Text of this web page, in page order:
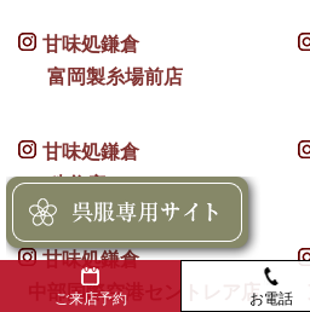
甘味処鎌倉
富岡製糸場前店
甘味処鎌倉
秩父店
甘味処鎌倉
中部国際空港セントレア店
ご来店予約 お電話